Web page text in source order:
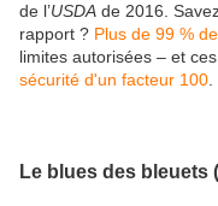
de l’USDA de 2016.
rapport ? Plus de 99 %
limites autorisées – et
sécurité d'un facteur 100.
Le blues des bleuets